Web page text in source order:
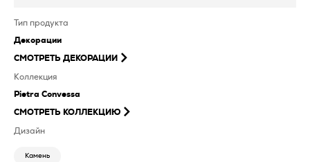
Тип продукта
Декорации
СМОТРЕТЬ ДЕКОРАЦИИ
Коллекция
Pietra Convessa
СМОТРЕТЬ КОЛЛЕКЦИЮ
Дизайн
Камень